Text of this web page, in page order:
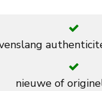
nieuwe of